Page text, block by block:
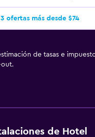
ofertas más desde $74
de tasas e
out.
de Hotel